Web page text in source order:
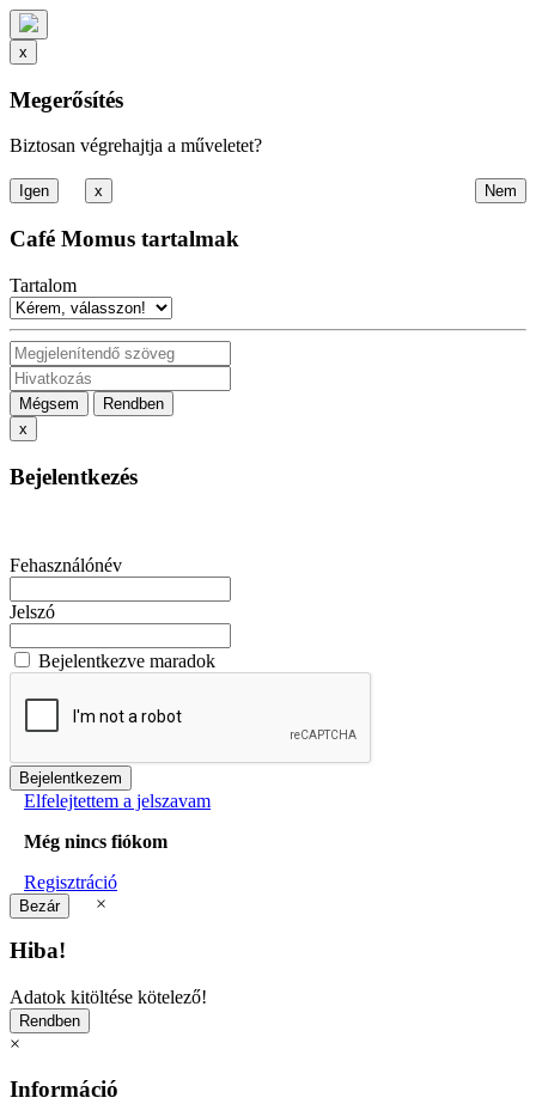
x
Megerősítés
Biztosan végrehajtja a műveletet?
x
Café Momus tartalmak
Tartalom
Mégsem
Rendben
x
Bejelentkezés
Fehasználónév
Jelszó
Bejelentkezve maradok
Elfelejtettem a jelszavam
Még nincs fiókom
Regisztráció
×
Hiba!
Adatok kitöltése kötelező!
×
Információ